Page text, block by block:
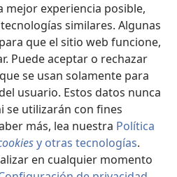
mejor experiencia posible,
similares. Algunas
que el sitio web funcione,
Puede aceptar o rechazar
se usan solamente para
usuario. Estos datos nunca
se utilizarán con fines
más, lea nuestra Política
y otras tecnologías.
en cualquier momento
and Tract Society of Pennsylvania.
|POLÍTICA DE PRIVACIDAD|